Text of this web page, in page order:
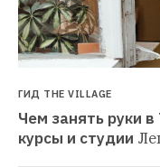
ГИД THE VILLAGE
Чем занять руки
курсы и студии